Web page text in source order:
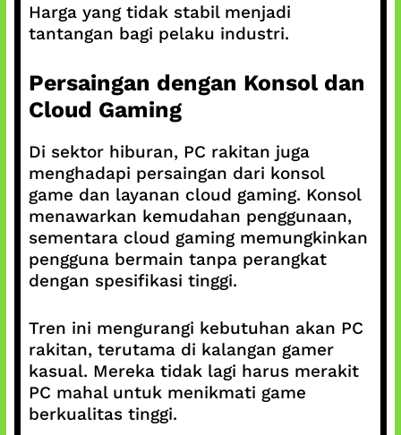
Harga yang tidak stabil menjadi
tantangan bagi pelaku industri.
Persaingan dengan Konsol dan
Cloud Gaming
Di sektor hiburan, PC rakitan juga
menghadapi persaingan dari konsol
game dan layanan cloud gaming. Konsol
menawarkan kemudahan penggunaan,
sementara cloud gaming memungkinkan
pengguna bermain tanpa perangkat
dengan spesifikasi tinggi.
Tren ini mengurangi kebutuhan akan PC
rakitan, terutama di kalangan gamer
kasual. Mereka tidak lagi harus merakit
PC mahal untuk menikmati game
berkualitas tinggi.